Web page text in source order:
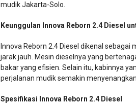
mudik Jakarta-Solo.
Keunggulan Innova Reborn 2.4 Diesel
Innova Reborn 2.4 Diesel dikenal
jarak jauh. Mesin dieselnya yang
bakar yang efisien. Selain itu, kabinnya
perjalanan mudik semakin
Spesifikasi Innova Reborn 2.4 Diesel